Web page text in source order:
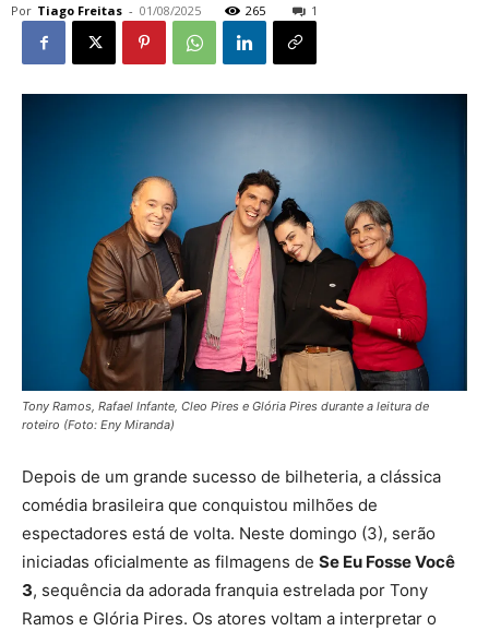
Por Tiago Freitas - 01/08/2025 265 1
Tony Ramos, Rafael Infante, Cleo Pires e Glória Pires durante a leitura de
roteiro (Foto: Eny Miranda)
Depois de um grande sucesso de bilheteria, a clássica
comédia brasileira que conquistou milhões de
espectadores está de volta. Neste domingo (3), serão
iniciadas oficialmente as filmagens de Se Eu Fosse Você
3, sequência da adorada franquia estrelada por Tony
Ramos e Glória Pires. Os atores voltam a interpretar o